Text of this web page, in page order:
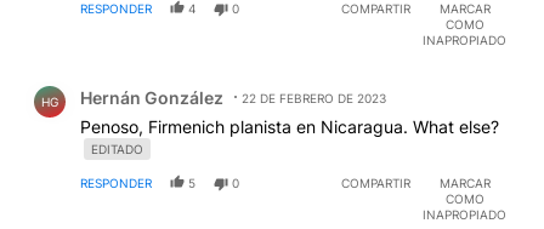
RESPONDER 4 0 COMPARTIR
MARCAR
COMO
INAPROPIADO
HG Hernán González 22 DE FEBRERO DE 2023
Penoso, Firmenich planista en Nicaragua. What else?
EDITADO
RESPONDER 5 0 COMPARTIR
MARCAR
COMO
INAPROPIADO